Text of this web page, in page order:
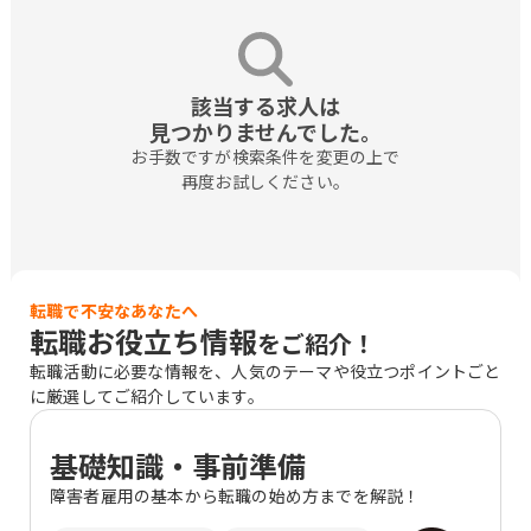
該当する求人は
見つかりませんでした。
お手数ですが検索条件を変更の上で
再度お試しください。
転職で不安なあなたへ
転職お役立ち情報をご紹介！
転職活動に必要な情報を、人気のテーマや役立つポイントごと
に厳選してご紹介しています。
基礎知識・事前準備
障害者雇用の基本から転職の始め方までを解説！